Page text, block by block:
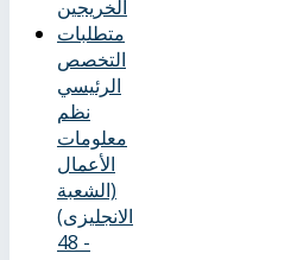
الخريجين
متطلبات
التخصص
الرئيسي
نظم
معلومات
الأعمال
(الشعبة
الانجليزى)
- 48